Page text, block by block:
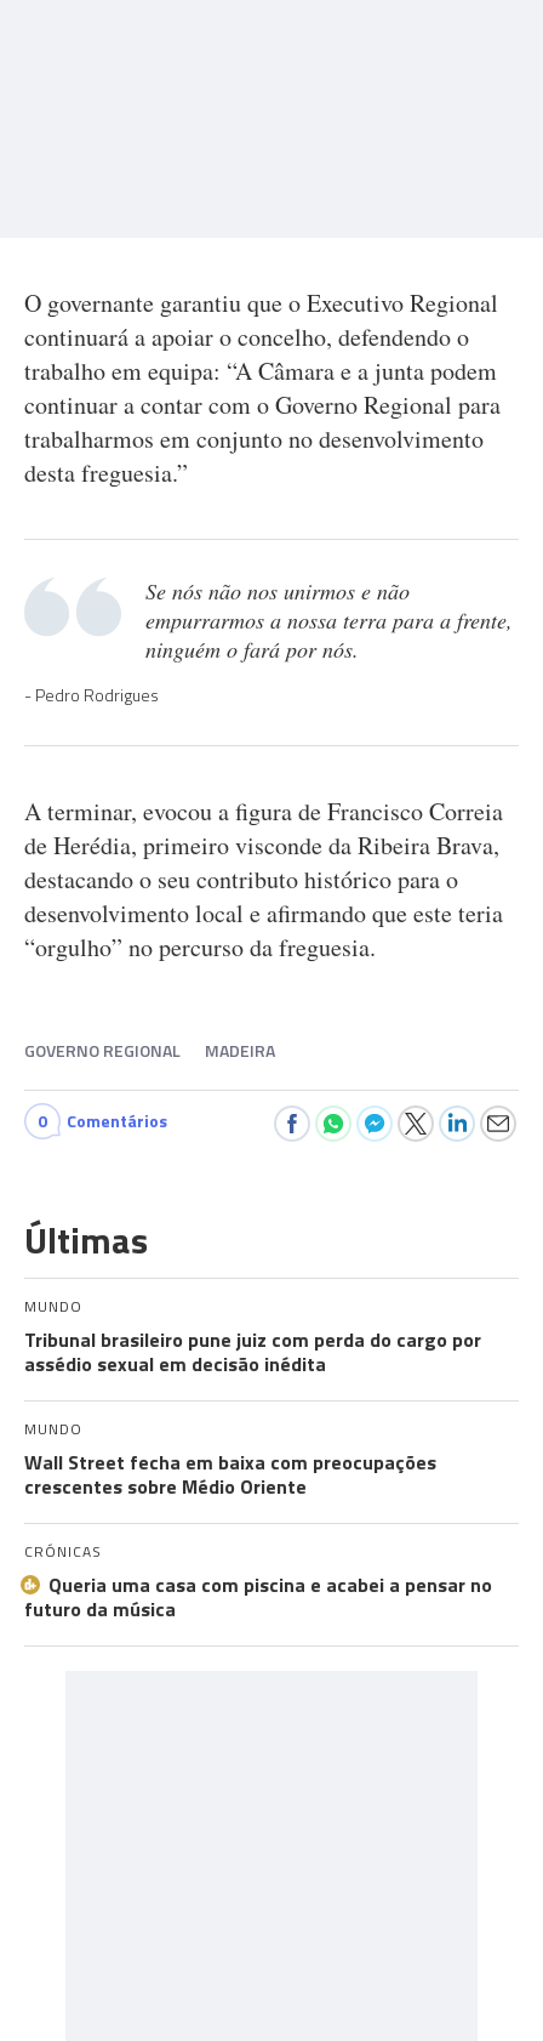
O governante garantiu que o Executivo Regional
continuará a apoiar o concelho, defendendo o
trabalho em equipa: “A Câmara e a junta podem
continuar a contar com o Governo Regional para
trabalharmos em conjunto no desenvolvimento
desta freguesia.”
Se nós não nos unirmos e não
empurrarmos a nossa terra para a frente,
ninguém o fará por nós.
Pedro Rodrigues
A terminar, evocou a figura de Francisco Correia
de Herédia, primeiro visconde da Ribeira Brava,
destacando o seu contributo histórico para o
desenvolvimento local e afirmando que este teria
“orgulho” no percurso da freguesia.
GOVERNO REGIONAL MADEIRA
0 Comentários
Últimas
MUNDO
Tribunal brasileiro pune juiz com perda do cargo por
assédio sexual em decisão inédita
MUNDO
Wall Street fecha em baixa com preocupações
crescentes sobre Médio Oriente
CRÓNICAS
Queria uma casa com piscina e acabei a pensar no
futuro da música